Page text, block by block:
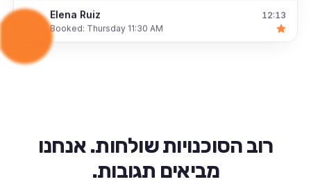
Tom Becker
12:13
We've been looking for exactly this
רוב הסוכנויות שולחות. אנחנו
מביאים תגובות.